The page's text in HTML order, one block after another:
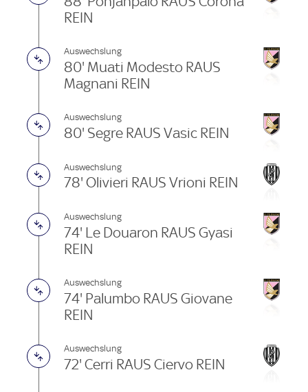
REIN
Auswechslung
80' Muati Modesto RAUS
Magnani REIN
Auswechslung
80' Segre RAUS Vasic REIN
Auswechslung
78' Olivieri RAUS Vrioni REIN
Auswechslung
74' Le Douaron RAUS Gyasi
REIN
Auswechslung
74' Palumbo RAUS Giovane
REIN
Auswechslung
72' Cerri RAUS Ciervo REIN